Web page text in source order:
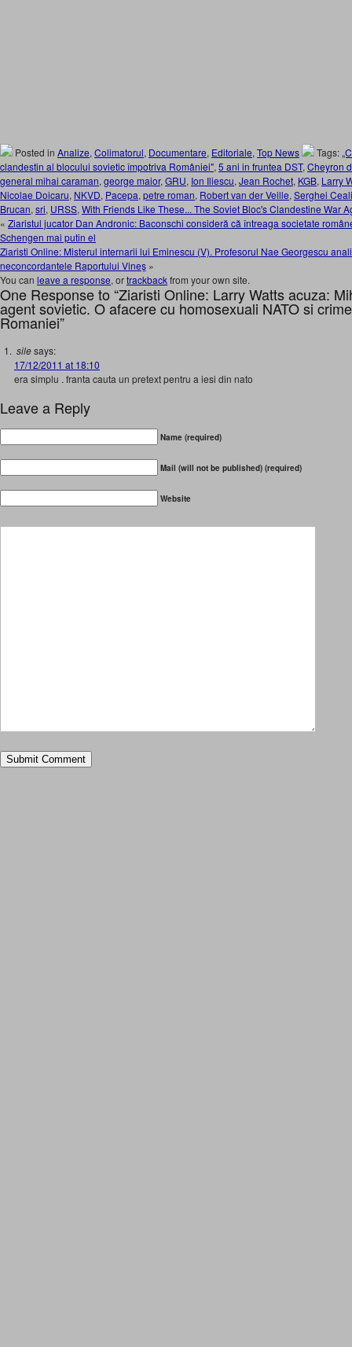
Posted in Analize, Colimatorul, Documentare, Editoriale, Top News Tags:
clandestin al blocului sovietic împotriva României", 5 ani in fruntea DST, Cheyron
general mihai caraman, george maior, GRU, Ion Iliescu, Jean Rochet, KGB, Larry
Nicolae Doicaru, NKVD, Pacepa, petre roman, Robert van der Veille, Serghei
Brucan, sri, URSS, With Friends Like These... The Soviet Bloc's Clandestine War
« Ziaristul jucator Dan Andronic: Baconschi consideră că întreaga societate
Schengen mai putin el
Ziaristi Online: Misterul internarii lui Eminescu (V). Profesorul Nae Georgescu
neconcordantele Raportului Vineş »
You can leave a response, ortrackbackfrom your own site.
One Response to “Ziaristi Online: Larry Watts acuza:
agent sovietic. O afacere cu homosexuali NATO si
Romaniei”
silesays:
17/12/2011 at 18:10
era simplu . franta cauta un pretext pentru a iesi din nato
Leave a Reply
Name (required)
Mail (will not be published) (required)
Website